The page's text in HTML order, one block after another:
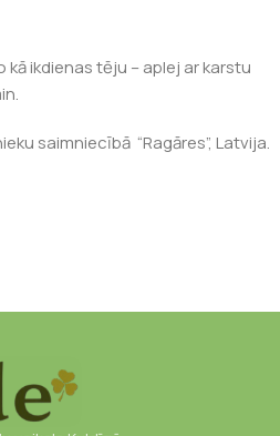
kā ikdienas tēju – aplej ar karstu
saimniecībā “Ragāres”, Latvija.